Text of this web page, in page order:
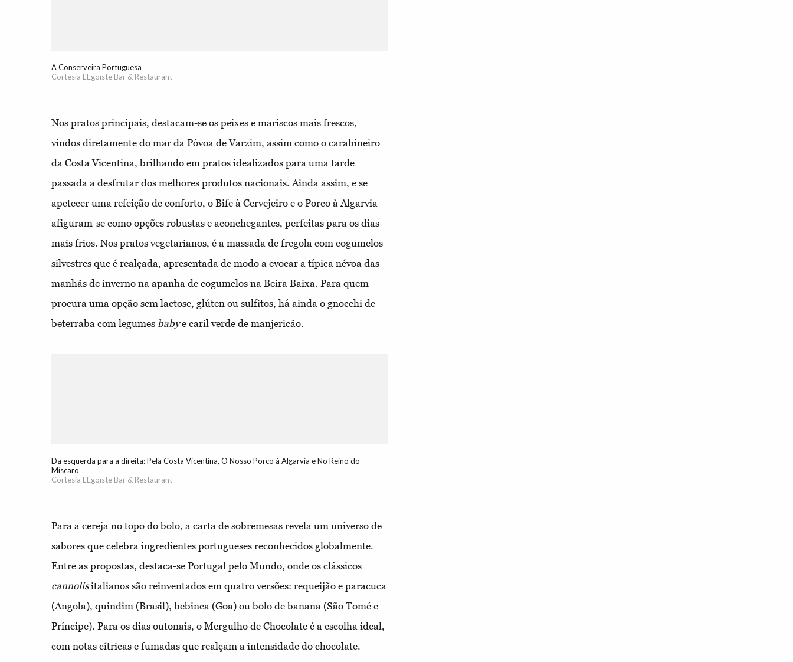
A Conserveira Portuguesa
Cortesia L'Égoïste Bar & Restaurant
Nos pratos principais, destacam-se os peixes e mariscos mais frescos,
vindos diretamente do mar da Póvoa de Varzim, assim como o carabineiro
da Costa Vicentina, brilhando em pratos idealizados para uma tarde
passada a desfrutar dos melhores produtos nacionais. Ainda assim, e se
apetecer uma refeição de conforto, o Bife à Cervejeiro e o Porco à Algarvia
afiguram-se como opções robustas e aconchegantes, perfeitas para os dias
mais frios. Nos pratos vegetarianos, é a massada de fregola com cogumelos
silvestres que é realçada, apresentada de modo a evocar a típica névoa das
manhãs de inverno na apanha de cogumelos na Beira Baixa. Para quem
procura uma opção sem lactose, glúten ou sulfitos, há ainda o gnocchi de
beterraba com legumes babye caril verde de manjericão.
Da esquerda para a direita: Pela Costa Vicentina, O Nosso Porco à Algarvia e No Reino do
Míscaro
Cortesia L'Égoïste Bar & Restaurant
Para a cereja no topo do bolo, a carta de sobremesas revela um universo de
sabores que celebra ingredientes portugueses reconhecidos globalmente.
Entre as propostas, destaca-se Portugal pelo Mundo, onde os clássicos
cannolisitalianos são reinventados em quatro versões: requeijão e paracuca
(Angola), quindim (Brasil), bebinca (Goa) ou bolo de banana (São Tomé e
Príncipe). Para os dias outonais, o Mergulho de Chocolate é a escolha ideal,
com notas cítricas e fumadas que realçam a intensidade do chocolate.